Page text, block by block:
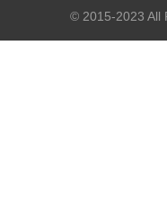
© 2015-2023 All